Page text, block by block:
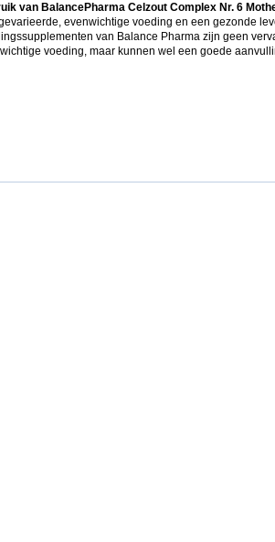
van BalancePharma Celzout Complex Nr. 6
evenwichtige voeding en een gezonde
van Balance Pharma zijn geen
voeding, maar kunnen wel een goede